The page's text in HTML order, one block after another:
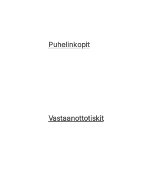
Puhelinkopit
Vastaanottotiskit